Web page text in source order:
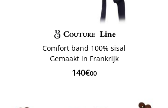
Couture Line
Comfort band 100% sisal
Gemaakt in Frankrijk
140€00